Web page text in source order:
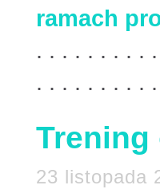
ramach
. . . . . . . . .
. . . . . . . . .
Trening
23 listopada